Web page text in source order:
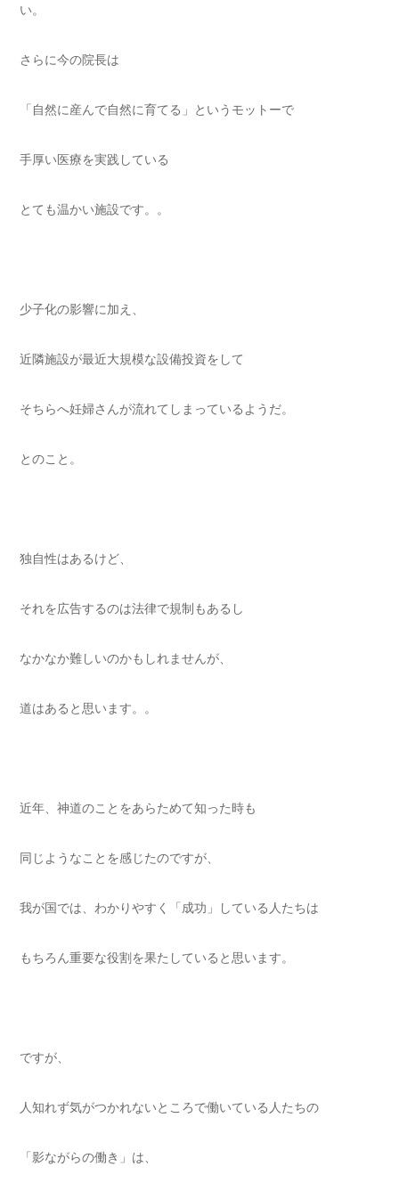
い。
さらに今の院長は
「自然に産んで自然に育てる」というモットーで
手厚い医療を実践している
とても温かい施設です。。
少子化の影響に加え、
近隣施設が最近大規模な設備投資をして
そちらへ妊婦さんが流れてしまっているようだ。
とのこと。
独自性はあるけど、
それを広告するのは法律で規制もあるし
なかなか難しいのかもしれませんが、
道はあると思います。。
近年、神道のことをあらためて知った時も
同じようなことを感じたのですが、
我が国では、わかりやすく「成功」している人たちは
もちろん重要な役割を果たしていると思います。
ですが、
人知れず気がつかれないところで働いている人たちの
「影ながらの働き」は、